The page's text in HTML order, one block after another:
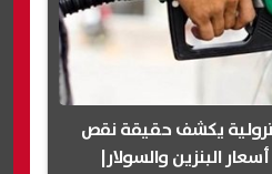
يكشف حقيقة نقص
البنزين والسولار|